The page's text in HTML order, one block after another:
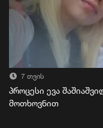
7 თვის
პროცესი ევა
მოთხოვნით